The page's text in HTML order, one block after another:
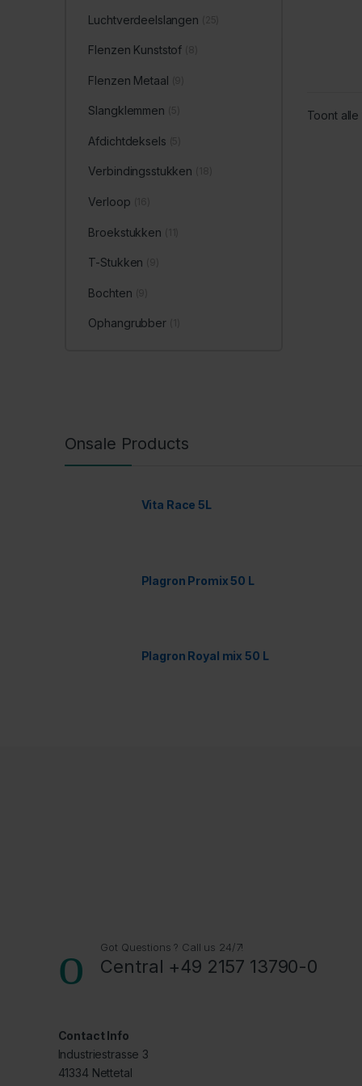
Toont alle
Luchtverdeelslangen
Flenzen Kunststof
Flenzen Metaal
Slangklemmen
Afdichtdeksels
Verbindingsstukken
Verloop
Broekstukken
T-Stukken
Bochten
Ophangrubber
Onsale Products
Vita Race 5L
Plagron Promix 50 L
Plagron Royal mix 50 L
Got Questions ? Call us 24/7!
Central +49 2157 13790-0
Contact Info
Industriestrasse 3
41334 Nettetal